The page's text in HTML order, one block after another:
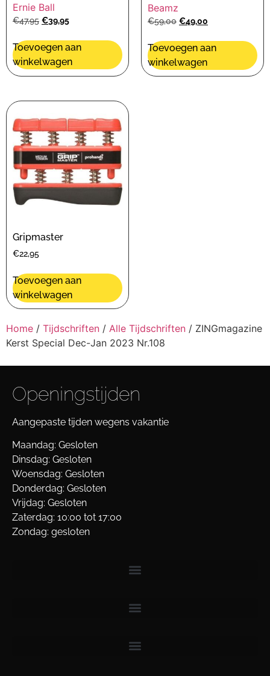
Ernie Ball
€47,95 €39,95
Toevoegen aan
winkelwagen
Beamz
€59,00 €49,00
Toevoegen aan
winkelwagen
Gripmaster
€22,95
Toevoegen aan
winkelwagen
Home / Tijdschriften / Alle Tijdschriften / ZINGmagazine
Kerst Special Dec-Jan 2023 Nr.108
Openingstijden
Aangepaste tijden wegens vakantie
Maandag: Gesloten
Dinsdag: Gesloten
Woensdag: Gesloten
Donderdag: Gesloten
Vrijdag: Gesloten
Zaterdag: 10:00 tot 17:00
Zondag: gesloten